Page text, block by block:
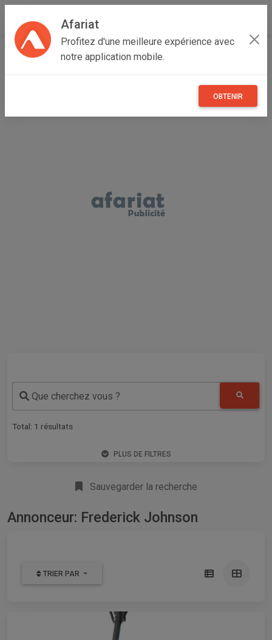
Afariat
Profitez d'une meilleure expérience avec
notre application mobile.
OBTENIR
Accueil Annonceur Frederick Johnson
Que cherchez vous ?
Total: 1 résultats
PLUS DE FILTRES
Sauvegarder la recherche
Annonceur: Frederick Johnson
TRIER PAR